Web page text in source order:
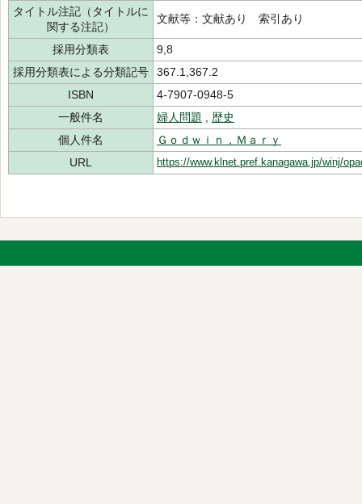
タイトル注記（タイトルに
関する注記）
文献等：文献あり 索引あり
採用分類表
9,8
採用分類表による分類記号
367.1,367.2
ISBN
4-7907-0948-5
一般件名
婦人問題
歴史
個人件名
Ｇｏｄｗｉｎ，Ｍａｒｙ
URL
https://www.klnet.pref.kanagawa.jp/winj/